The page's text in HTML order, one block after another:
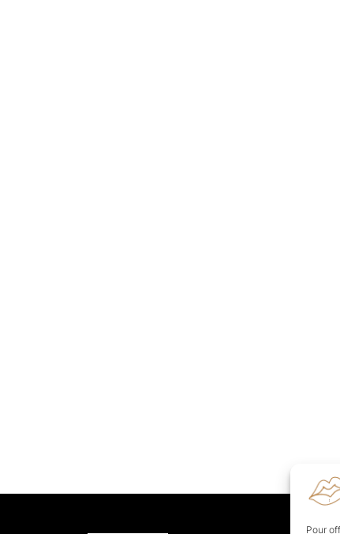
Pour